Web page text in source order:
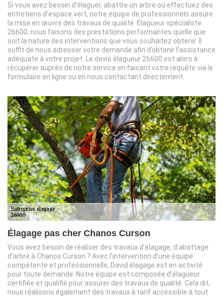
Si vous avez besoin d’élaguer, abattre un arbre ou effectuez des
entretiens d’espace vert, notre équipe de professionnels assure
la mise en œuvre des travaux de qualité. Élagueur spécialiste
26600, nous faisons des prestations performantes quelle que
soit la nature des interventions que vous souhaitez obtenir. Il
suffit de nous adresser votre demande afin d’obtenir l’assistance
adéquate à votre projet. Le devis élagueur 26600 est alors à
récupérer auprès de notre service en faisant votre requête via le
formulaire en ligne ou en nous contactant directement.
Élagage pas cher Chanos Curson
Vous avez besoin de réaliser des travaux d’élagage, d’abattage
d’arbre à Chanos Curson ? Avec l’intervention d’une équipe
compétente et professionnelle, David élagage est en activité
pour toute demande. Notre équipe est composée d’élagueur
certifiée et qualifié pour assurer des travaux de qualité. Cela dit,
nous réalisons également des travaux à tarif accessible à tout